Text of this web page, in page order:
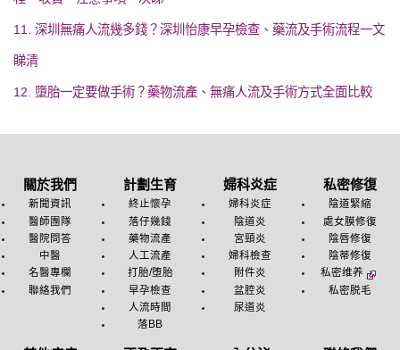
11. 深圳無痛人流幾多錢？深圳怡康早孕檢查、藥流及手術流程一文
睇清
12. 墮胎一定要做手術？藥物流產、無痛人流及手術方式全面比較
關於我們
新聞資訊
醫師團隊
醫院問答
中醫
名醫專欄
聯絡我們
計劃生育
終止懷孕
落仔幾錢
藥物流產
人工流產
打胎/堕胎
早孕檢查
人流時間
落BB
婦科炎症
婦科炎症
陰道炎
宮頸炎
婦科檢查
附件炎
盆腔炎
尿道炎
私密修復
陰道緊縮
處女膜修復
陰唇修復
陰蒂修復
私密维养
私密脱毛